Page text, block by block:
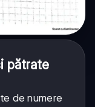
pătrate
de numere